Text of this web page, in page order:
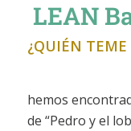
LEAN
¿QUIÉN TEME
hemos
de “Pedro y el